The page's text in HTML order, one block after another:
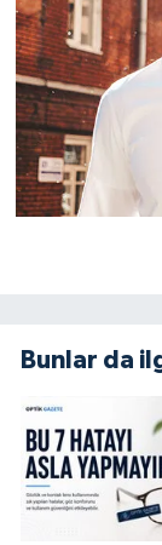
Bunlar da